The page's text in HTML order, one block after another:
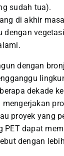
sudah tua).
di akhir
dengan
dengan
dekade
proyek yang
PET dapat
dengan